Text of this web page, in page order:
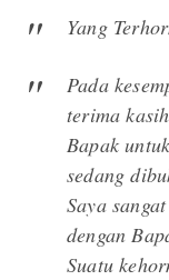
Yang
Pada
terima
Bapak
sedang
Saya
dengan
Suatu